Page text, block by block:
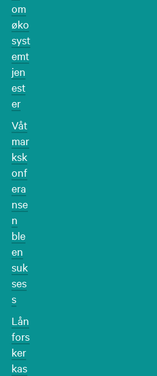
om
øko
syst
emt
jen
est
er
Våt
mar
ksk
onf
era
nse
n
ble
en
suk
ses
s
Lån
fors
ker
kas